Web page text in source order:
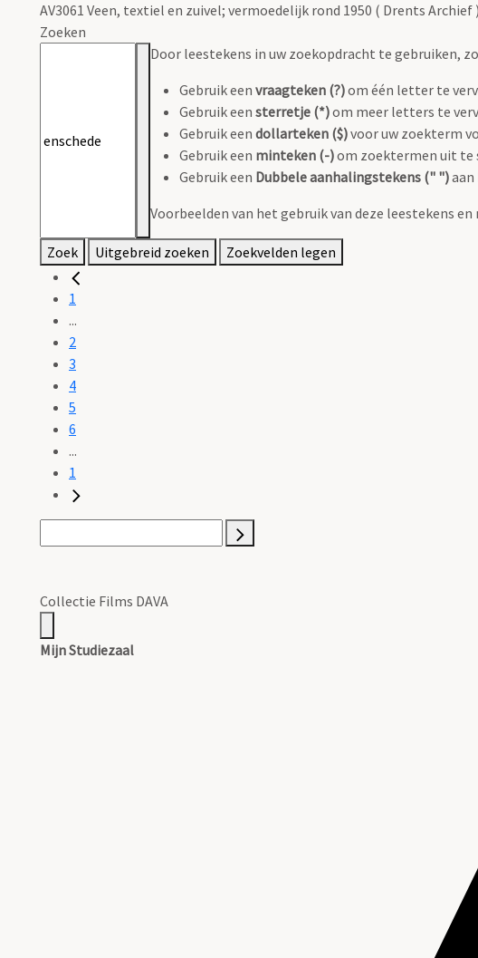
AV3061 Veen, textiel en zuivel; vermoedelijk rond 1950 ( Drents Archief )
Zoeken
Door leestekens in uw zoekopdracht te gebruiken,
Gebruik een vraagteken (?)om één letter te
Gebruik een sterretje (*)om meer letters te
Gebruik een dollarteken ($)voor uw zoekterm
Gebruik een minteken (-)om zoektermen uit te
Gebruik een Dubbele aanhalingstekens (" ")aan
Voorbeelden van het gebruik van deze leestekens
Zoek Uitgebreid zoeken Zoekvelden legen
1
...
2
3
4
5
6
...
1
Collectie Films DAVA
Mijn Studiezaal